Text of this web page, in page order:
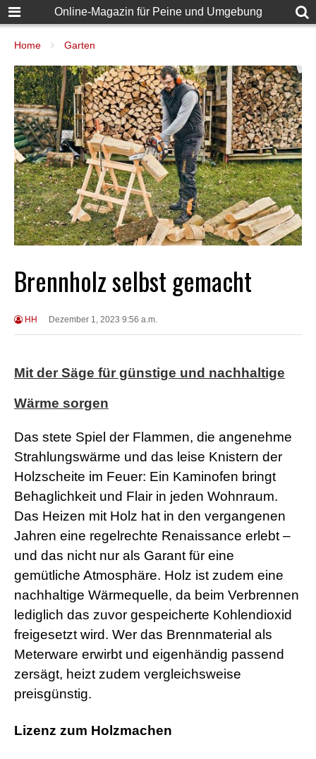
Online-Magazin für Peine und Umgebung
Home Garten
Brennholz selbst gemacht
HH Dezember 1, 2023 9:56 a.m.
Mit der Säge für günstige und nachhaltige
Wärme sorgen
Das stete Spiel der Flammen, die angenehme
Strahlungswärme und das leise Knistern der
Holzscheite im Feuer: Ein Kaminofen bringt
Behaglichkeit und Flair in jeden Wohnraum.
Das Heizen mit Holz hat in den vergangenen
Jahren eine regelrechte Renaissance erlebt –
und das nicht nur als Garant für eine
gemütliche Atmosphäre. Holz ist zudem eine
nachhaltige Wärmequelle, da beim Verbrennen
lediglich das zuvor gespeicherte Kohlendioxid
freigesetzt wird. Wer das Brennmaterial als
Meterware erwirbt und eigenhändig passend
zersägt, heizt zudem vergleichsweise
preisgünstig.
Lizenz zum Holzmachen